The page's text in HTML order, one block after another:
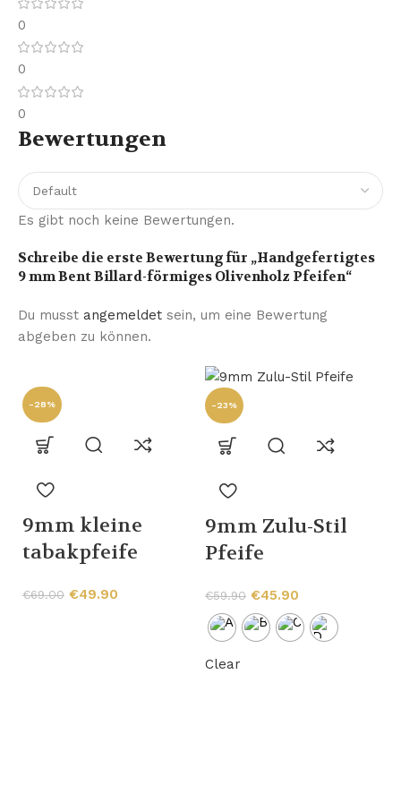
0
0
0
Bewertungen
Es gibt noch keine Bewertungen.
Schreibe die erste Bewertung für „Handgefertigtes
9 mm Bent Billard-förmiges Olivenholz Pfeifen“
Du musst angemeldet sein, um eine Bewertung
abgeben zu können.
-28%
9mm kleine
tabakpfeife
€69.00 €49.90
-23%
9mm Zulu-Stil
Pfeife
€59.90 €45.90
Clear